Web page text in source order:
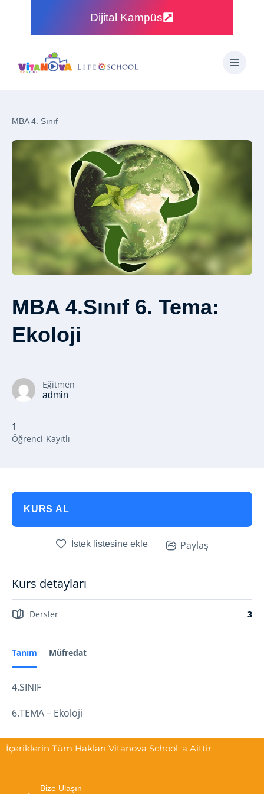
Dijital Kampüs
MBA 4. Sınıf
MBA 4.Sınıf 6. Tema:
Ekoloji
Eğitmen
admin
1
Öğrenci Kayıtlı
Tanım Müfredat
4.SINIF
6.TEMA – Ekoloji
KURS AL
İstek listesine ekle Paylaş
Kurs detayları
Dersler 3
İçeriklerin Tüm Hakları Vitanova School 'a Aittir
Bize Ulaşın